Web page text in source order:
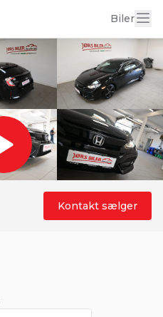
Biler
18 billeder
Kontakt sælger